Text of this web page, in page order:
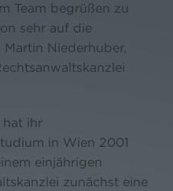
Team begrüßen zu
sehr auf die
Martin Niederhuber,
hat ihr
in Wien 2001
einjährigen
zunächst eine